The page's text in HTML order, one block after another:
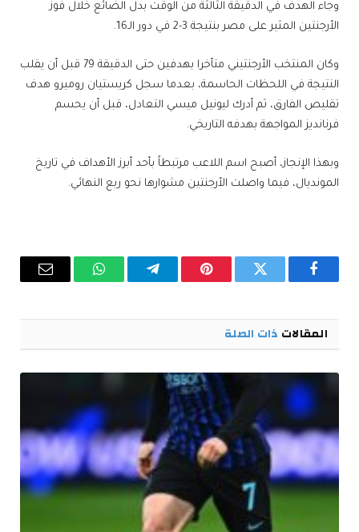
وجاء الهدف في الدقيقة الثالثة من الوقت بدل الضائع خلال فوز
الأرجنتين المثير على مصر بنتيجة 3-2 في دور الـ16.
وكان المنتخب الأرجنتيني متأخرا بهدفين حتى الدقيقة 79 قبل أن يقلب
النتيجة في اللحظات الحاسمة، بعدما سجل كريستيان روميرو هدف
تقليص الفارق، ثم أدرك ليونيل ميسي التعادل، قبل أن يحسم
فرنانديز المواجهة بهدفه التاريخي.
وبهذا الإنجاز، أصبح اسم اللاعب مرتبطاً بأحد أبرز الأهداف في تاريخ
المونديال، فيما واصلت الأرجنتين مشوارها نحو ربع النهائي.
فيسبوك تويتر بينتيريستتيلقرام واتساب البريد
المقالات ذات الصلة